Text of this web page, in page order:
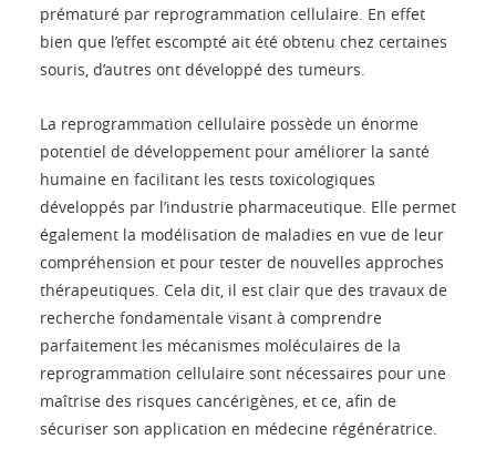
prématuré par reprogrammation cellulaire. En effet
bien que l’effet escompté ait été obtenu chez certaines
souris, d’autres ont développé des tumeurs.
La reprogrammation cellulaire possède un énorme
potentiel de développement pour améliorer la santé
humaine en facilitant les tests toxicologiques
développés par l’industrie pharmaceutique. Elle permet
également la modélisation de maladies en vue de leur
compréhension et pour tester de nouvelles approches
thérapeutiques. Cela dit, il est clair que des travaux de
recherche fondamentale visant à comprendre
parfaitement les mécanismes moléculaires de la
reprogrammation cellulaire sont nécessaires pour une
maîtrise des risques cancérigènes, et ce, afin de
sécuriser son application en médecine régénératrice.